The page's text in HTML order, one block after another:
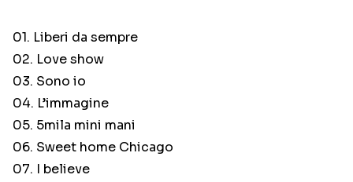
01. Liberi da sempre
02. Love show
03. Sono io
04. L’immagine
05. 5mila mini mani
06. Sweet home Chicago
07. I believe